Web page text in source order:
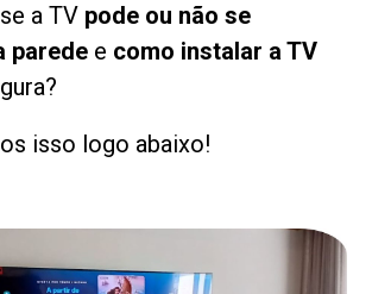
a TV pode ou não se
parede e como instalar a TV
isso logo abaixo!